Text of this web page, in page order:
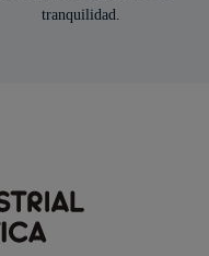
tranquilidad.